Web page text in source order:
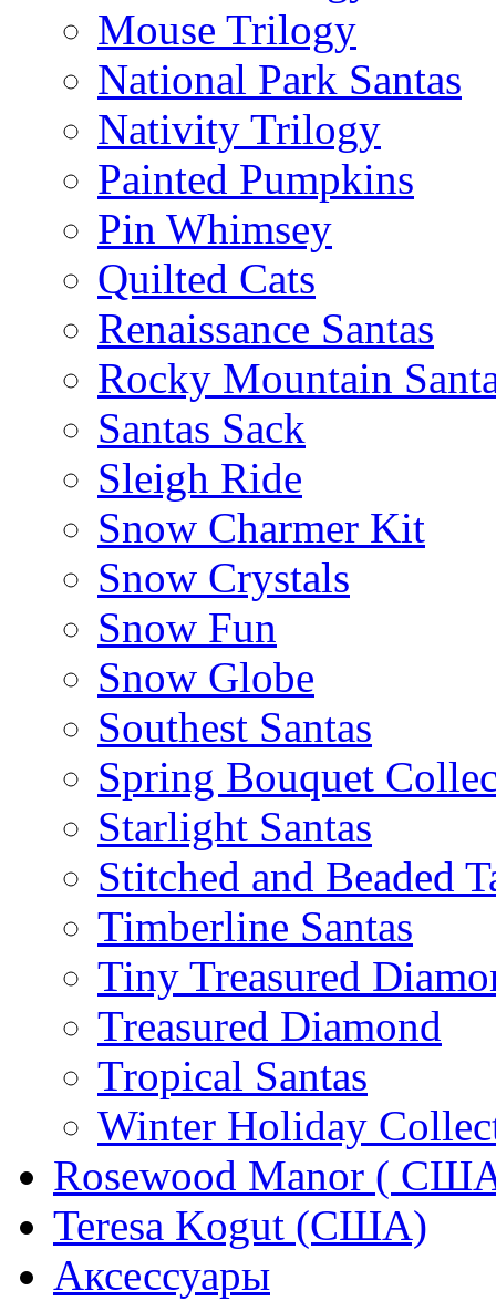
Mouse Trilogy
National Park Santas
Nativity Trilogy
Painted Pumpkins
Pin Whimsey
Quilted Cats
Renaissance Santas
Rocky Mountain
Santas Sack
Sleigh Ride
Snow Charmer Kit
Snow Crystals
Snow Fun
Snow Globe
Southest Santas
Spring Bouquet
Starlight Santas
Stitched and Beaded
Timberline Santas
Tiny Treasured
Treasured Diamond
Tropical Santas
Winter Holiday
Rosewood Manor (
Teresa Kogut (США)
Аксессуары